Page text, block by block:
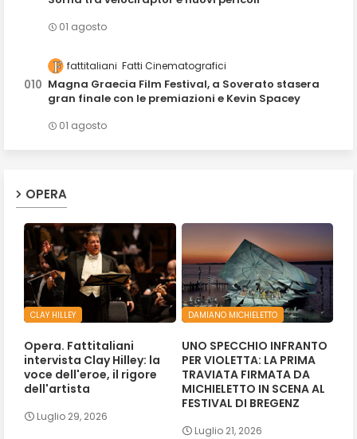
01 agosto
fattitaliani Fatti Cinematografici
Magna Graecia Film Festival, a Soverato stasera
gran finale con le premiazioni e Kevin Spacey
01 agosto
OPERA
CLAY HILLEY
Opera. Fattitaliani
intervista Clay Hilley: la
voce dell'eroe, il rigore
dell'artista
Luglio 29, 2026
DAMIANO MICHIELETTO
UNO SPECCHIO INFRANTO
PER VIOLETTA: LA PRIMA
TRAVIATA FIRMATA DA
MICHIELETTO IN SCENA AL
FESTIVAL DI BREGENZ
Luglio 21, 2026